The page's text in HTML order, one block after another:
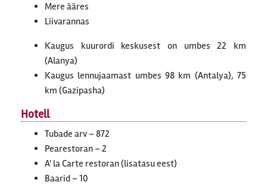
Mere ääres
Liivarannas
Kaugus kuurordi keskusest on umbes 22 km
(Alanya)
Kaugus lennujaamast umbes 98 km (Antalya), 75
km (Gazipasha)
Hotell
Tubade arv – 872
Pearestoran – 2
A' la Carte restoran (lisatasu eest)
Baarid – 10